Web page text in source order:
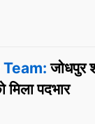
जोधपुर
पदभार